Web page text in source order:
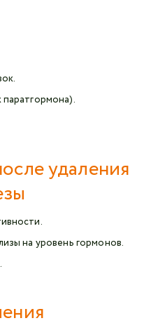
удаления
на уровень гормонов.